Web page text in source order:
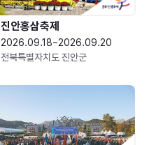
진안홍삼축제
2026.09.18~2026.09.20
전북특별자치도 진안군